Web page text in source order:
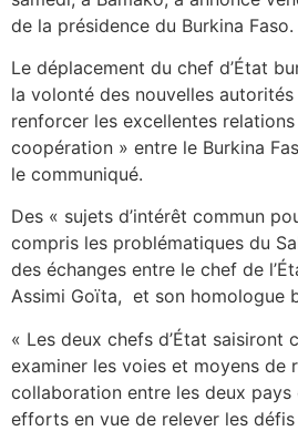
de la présidence du Burkina Faso.
Le déplacement du chef d’État
la volonté des nouvelles
renforcer les excellentes
coopération » entre le Burkina
le communiqué.
Des « sujets d’intérêt commun
compris les problématiques du
des échanges entre le chef de
Assimi Goïta, et son homologue
« Les deux chefs d’État saisiront
examiner les voies et moyens de
collaboration entre les deux pays
efforts en vue de relever les